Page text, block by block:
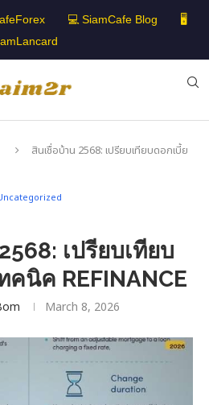
💻 SiamCafe Blog
🖥️
สินเชื่อบ้าน 2568: เปรียบเทียบดอกเบี้ย
เปรียบเทียบ
คนิค REFINANCE
March 8, 2026